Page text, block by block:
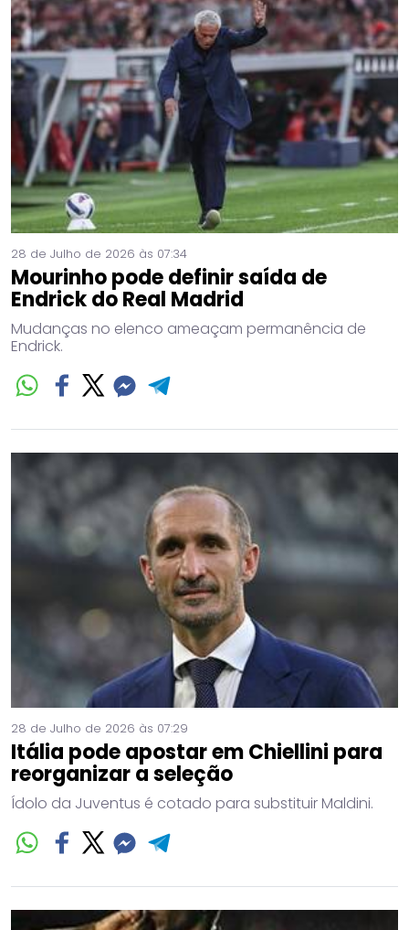
28 de Julho de 2026 às 07:34
Mourinho pode definir saída de
Endrick do Real Madrid
Mudanças no elenco ameaçam permanência de
Endrick.
28 de Julho de 2026 às 07:29
Itália pode apostar em Chiellini para
reorganizar a seleção
Ídolo da Juventus é cotado para substituir Maldini.